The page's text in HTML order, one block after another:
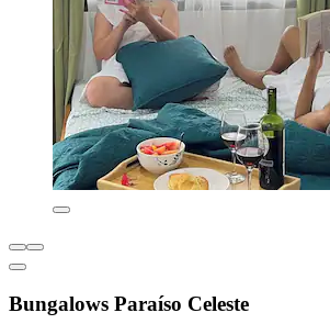
Bungalows Paraíso Celeste